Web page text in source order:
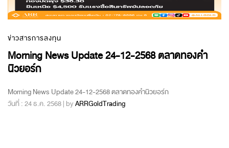
ข่าวสารการลงทุน
Morning News Update 24-12-2568 ตลาดทองคำ
นิวยอร์ก
Morning News Update 24-12-2568 ตลาดทองคำนิวยอร์ก
วันที่ : 24 ธ.ค. 2568 | byARRGoldTrading